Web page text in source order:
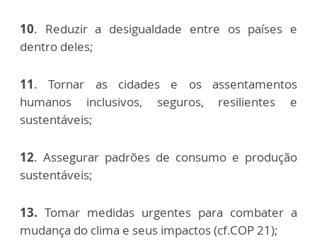
10. Reduzir a desigualdade entre os países e
dentro deles;
11. Tornar as cidades e os assentamentos
humanos inclusivos, seguros, resilientes e
sustentáveis;
12. Assegurar padrões de consumo e produção
sustentáveis;
13. Tomar medidas urgentes para combater a
mudança do clima e seus impactos (cf.COP 21);